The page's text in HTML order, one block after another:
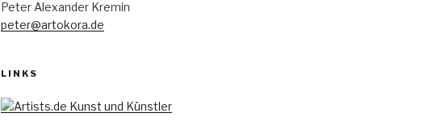
Peter Alexander Kremin
peter@artokora.de
LINKS